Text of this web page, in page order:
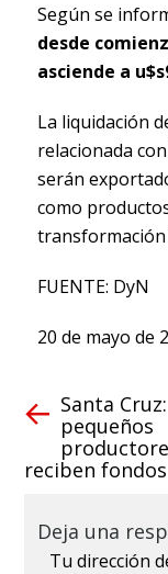
Según se
desde
asciende a
La liquidación
relacionada
serán
como
FUENTE: DyN
20 de mayo de
Santa Cruz:
pequeños
reciben fondos
Deja una
Tu dirección